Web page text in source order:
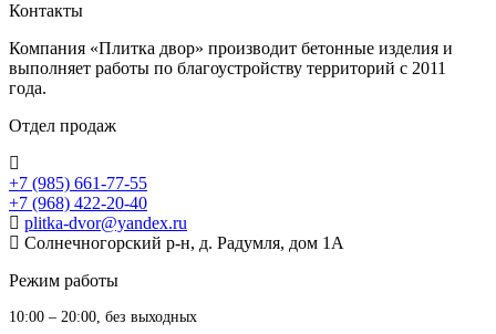
Контакты
Компания «Плитка двор» производит бетонные изделия и
выполняет работы по благоустройству территорий с 2011
года.
Отдел продаж
+7 (985) 661-77-55
+7 (968) 422-20-40
plitka-dvor@yandex.ru
Солнечногорский р-н, д. Радумля, дом 1А
Режим работы
10:00 – 20:00, без выходных